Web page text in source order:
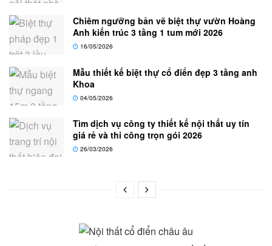
Chiêm ngưỡng bản vẽ biệt thự vườn Hoàng
Anh kiến trúc 3 tầng 1 tum mới 2026
16/05/2026
Mẫu thiết kế biệt thự cổ điển đẹp 3 tầng anh
Khoa
04/05/2026
Tìm dịch vụ công ty thiết kế nội thất uy tín
giá rẻ và thi công trọn gói 2026
26/03/2026